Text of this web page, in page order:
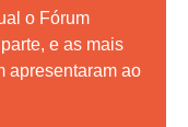
o Fórum
e as mais
apresentaram ao